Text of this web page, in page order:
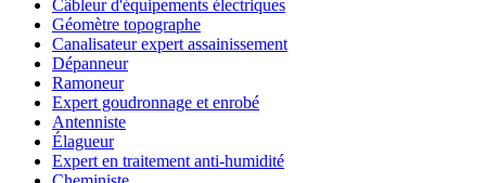
Câbleur d'équipements électriques
Géomètre topographe
Canalisateur expert assainissement
Dépanneur
Ramoneur
Expert goudronnage et enrobé
Antenniste
Élagueur
Expert en traitement anti-humidité